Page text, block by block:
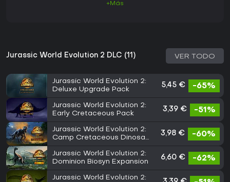
+Más
Jurassic World Evolution 2 DLC (11) VER TODO
Jurassic World Evolution 2:
Deluxe Upgrade Pack
5,45 € -65%
Jurassic World Evolution 2:
Early Cretaceous Pack
3,39 € -51%
Jurassic World Evolution 2:
Camp Cretaceous Dinosaur
3,98 € -60%
Jurassic World Evolution 2:
Dominion Biosyn Expansion
6,60 € -62%
Jurassic World Evolution 2: